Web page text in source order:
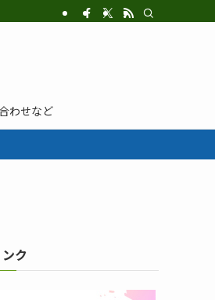
わせなど
ク